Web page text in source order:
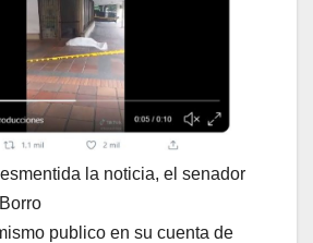
la noticia, el senador
publico en su cuenta de